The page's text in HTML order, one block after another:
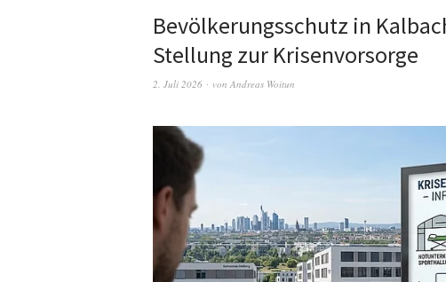
Bevölkerungsschutz in
Stellung zur Krisenvorsorge
2. Juli 2026 von Andreas Woitun